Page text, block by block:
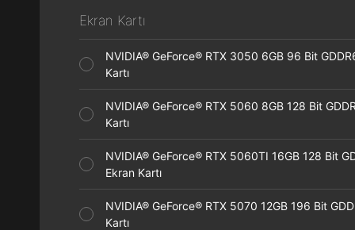
Ekran Kartı
NVIDIA® GeForce® RTX 3050 6GB 96 Bit
Kartı
NVIDIA® GeForce® RTX 5060 8GB 128 Bit
Kartı
NVIDIA® GeForce® RTX 5060TI 16GB 128 Bit
Ekran Kartı
NVIDIA® GeForce® RTX 5070 12GB 196 Bit
Kartı